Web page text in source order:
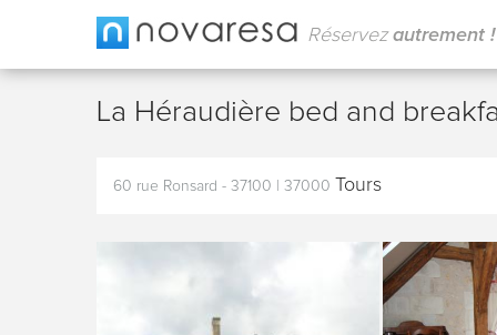
Réservezautrement !
La Héraudière bed and
60 rue Ronsard - 37100 37000 Tours